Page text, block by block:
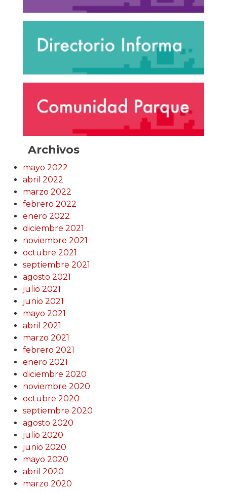
Archivos
mayo 2022
abril 2022
marzo 2022
febrero 2022
enero 2022
diciembre 2021
noviembre 2021
octubre 2021
septiembre 2021
agosto 2021
julio 2021
junio 2021
mayo 2021
abril 2021
marzo 2021
febrero 2021
enero 2021
diciembre 2020
noviembre 2020
octubre 2020
septiembre 2020
agosto 2020
julio 2020
junio 2020
mayo 2020
abril 2020
marzo 2020